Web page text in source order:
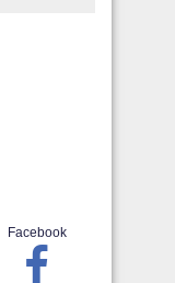
Facebook